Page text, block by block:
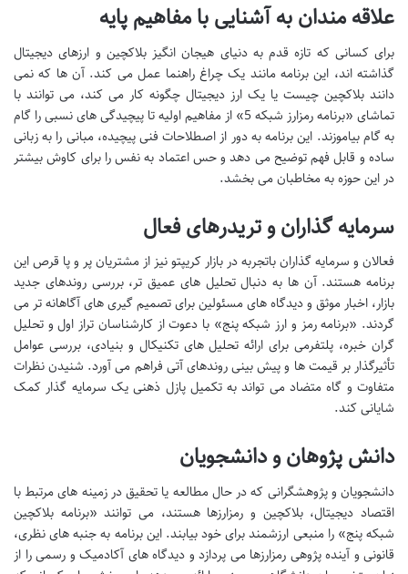
علاقه مندان به آشنایی با مفاهیم پایه
برای کسانی که تازه قدم به دنیای هیجان انگیز بلاکچین و ارزهای دیجیتال
گذاشته اند، این برنامه مانند یک چراغ راهنما عمل می کند. آن ها که نمی
دانند بلاکچین چیست یا یک ارز دیجیتال چگونه کار می کند، می توانند با
تماشای «برنامه رمزارز شبکه 5» از مفاهیم اولیه تا پیچیدگی های نسبی را گام
به گام بیاموزند. این برنامه به دور از اصطلاحات فنی پیچیده، مبانی را به زبانی
ساده و قابل فهم توضیح می دهد و حس اعتماد به نفس را برای کاوش بیشتر
در این حوزه به مخاطبان می بخشد.
سرمایه گذاران و تریدرهای فعال
فعالان و سرمایه گذاران باتجربه در بازار کریپتو نیز از مشتریان پر و پا قرص این
برنامه هستند. آن ها به دنبال تحلیل های عمیق تر، بررسی روندهای جدید
بازار، اخبار موثق و دیدگاه های مسئولین برای تصمیم گیری های آگاهانه تر می
گردند. «برنامه رمز و ارز شبکه پنج» با دعوت از کارشناسان تراز اول و تحلیل
گران خبره، پلتفرمی برای ارائه تحلیل های تکنیکال و بنیادی، بررسی عوامل
تأثیرگذار بر قیمت ها و پیش بینی روندهای آتی فراهم می آورد. شنیدن نظرات
متفاوت و گاه متضاد می تواند به تکمیل پازل ذهنی یک سرمایه گذار کمک
شایانی کند.
دانش پژوهان و دانشجویان
دانشجویان و پژوهشگرانی که در حال مطالعه یا تحقیق در زمینه های مرتبط با
اقتصاد دیجیتال، بلاکچین و رمزارزها هستند، می توانند «برنامه بلاکچین
شبکه پنج» را منبعی ارزشمند برای خود بیابند. این برنامه به جنبه های نظری،
قانونی و آینده پژوهی رمزارزها می پردازد و دیدگاه های آکادمیک و رسمی را از